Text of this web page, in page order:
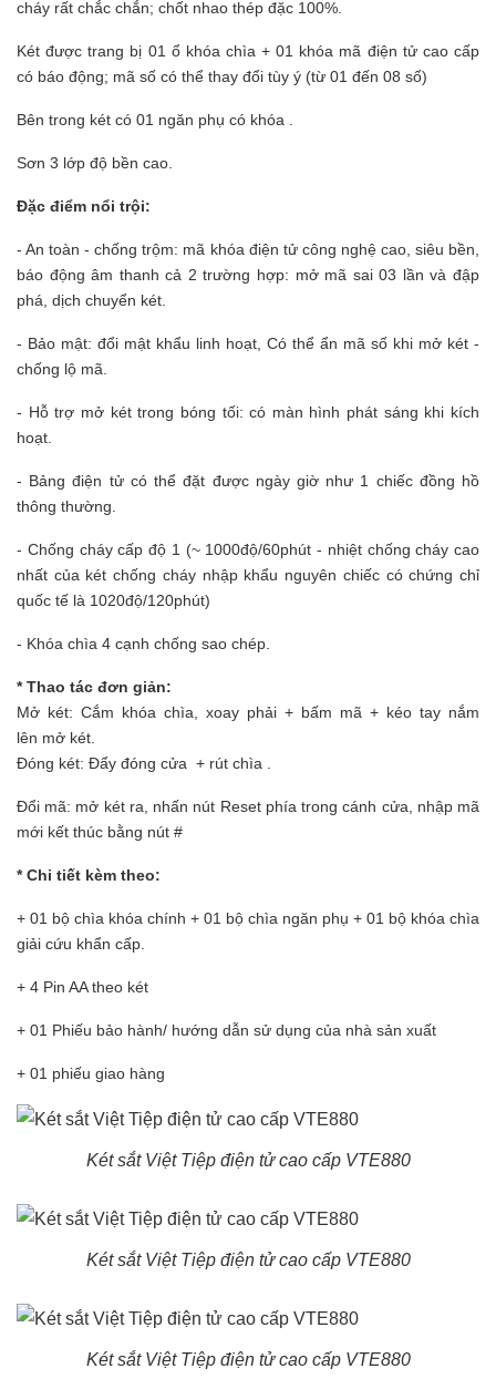
cháy rất chắc chắn; chốt nhao thép đặc 100%.
Két được trang bị 01 ổ khóa chìa + 01 khóa mã điện tử cao cấp
có báo động; mã số có thể thay đổi tùy ý (từ 01 đến 08 số)
Bên trong két có 01 ngăn phụ có khóa .
Sơn 3 lớp độ bền cao.
Đặc điểm nổi trội:
- An toàn - chống trộm: mã khóa điện tử công nghệ cao, siêu bền,
báo động âm thanh cả 2 trường hợp: mở mã sai 03 lần và đập
phá, dịch chuyển két.
- Bảo mật: đổi mật khẩu linh hoạt, Có thể ẩn mã số khi mở két -
chống lộ mã.
- Hỗ trợ mở két trong bóng tối: có màn hình phát sáng khi kích
hoạt.
- Bảng điện tử có thể đặt được ngày giờ như 1 chiếc đồng hồ
thông thường.
- Chống cháy cấp độ 1 (~ 1000độ/60phút - nhiệt chống cháy cao
nhất của két chống cháy nhập khẩu nguyên chiếc có chứng chỉ
quốc tế là 1020độ/120phút)
- Khóa chìa 4 cạnh chống sao chép.
* Thao tác đơn giản:
Mở két: Cắm khóa chìa, xoay phải + bấm mã + kéo tay nắm
lên mở két.
Đóng két: Đẩy đóng cửa + rút chìa .
Đổi mã: mở két ra, nhấn nút Reset phía trong cánh cửa, nhập mã
mới kết thúc bằng nút #
* Chi tiết kèm theo:
+ 01 bộ chìa khóa chính + 01 bộ chìa ngăn phụ + 01 bộ khóa chìa
giải cứu khẩn cấp.
+ 4 Pin AA theo két
+ 01 Phiếu bảo hành/ hướng dẫn sử dụng của nhà sản xuất
+ 01 phiếu giao hàng
Két sắt Việt Tiệp điện tử cao cấp VTE880
Két sắt Việt Tiệp điện tử cao cấp VTE880
Két sắt Việt Tiệp điện tử cao cấp VTE880